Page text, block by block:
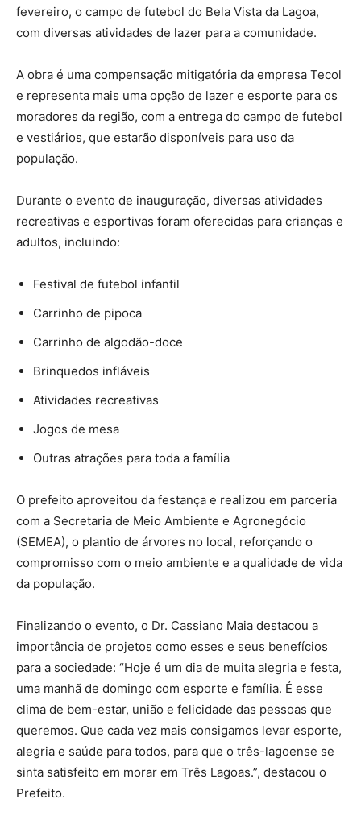
fevereiro, o campo de futebol do Bela Vista da Lagoa,
com diversas atividades de lazer para a comunidade.
A obra é uma compensação mitigatória da empresa Tecol
e representa mais uma opção de lazer e esporte para os
moradores da região, com a entrega do campo de futebol
e vestiários, que estarão disponíveis para uso da
população.
Durante o evento de inauguração, diversas atividades
recreativas e esportivas foram oferecidas para crianças e
adultos, incluindo:
Festival de futebol infantil
Carrinho de pipoca
Carrinho de algodão-doce
Brinquedos infláveis
Atividades recreativas
Jogos de mesa
Outras atrações para toda a família
O prefeito aproveitou da festança e realizou em parceria
com a Secretaria de Meio Ambiente e Agronegócio
(SEMEA), o plantio de árvores no local, reforçando o
compromisso com o meio ambiente e a qualidade de vida
da população.
Finalizando o evento, o Dr. Cassiano Maia destacou a
importância de projetos como esses e seus benefícios
para a sociedade: “Hoje é um dia de muita alegria e festa,
uma manhã de domingo com esporte e família. É esse
clima de bem-estar, união e felicidade das pessoas que
queremos. Que cada vez mais consigamos levar esporte,
alegria e saúde para todos, para que o três-lagoense se
sinta satisfeito em morar em Três Lagoas.”, destacou o
Prefeito.